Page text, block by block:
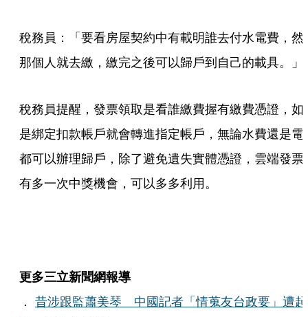
稅務員：「要看房屋契約中有載明誰去付水電費，然
那個人就去繳，繳完之後可以歸戶到自己的載具。」
稅務員提醒，發票領取是看誰繳費握有繳費憑證，如
是綁定扣款帳戶就會轉進指定帳戶，無論水費還是電
都可以辦理歸戶，除了避免遺失實體憑證，雲端發票
有多一次中獎機會，可以多多利用。
更多三立新聞網報導
． 昔涉跟監蕭美琴 中國記者「情蒐友台政要」遭起